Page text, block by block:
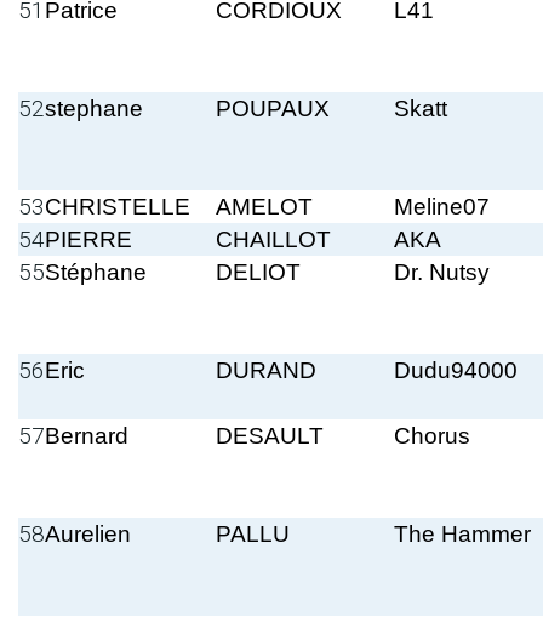
51 Patrice CORDIOUX L41
52stephane POUPAUX Skatt
53CHRISTELLE AMELOT Meline07
54PIERRE CHAILLOT AKA
55Stéphane DELIOT Dr. Nutsy
56Eric DURAND Dudu94000
57Bernard DESAULT Chorus
58Aurelien PALLU The Hammer